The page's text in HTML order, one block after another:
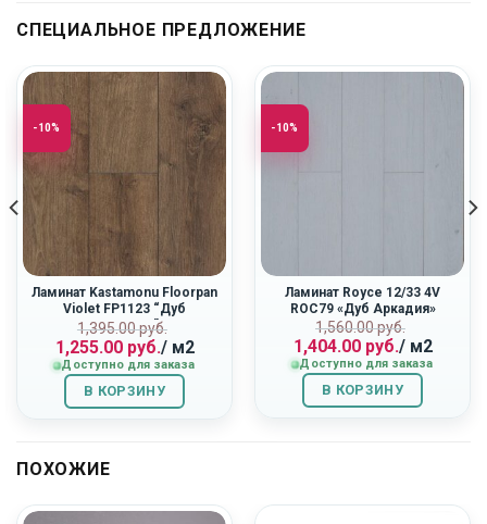
СПЕЦИАЛЬНОЕ ПРЕДЛОЖЕНИЕ
-10%
Ламинат Kastamonu Floorpan
Violet FP1123 “Дуб
Вояджер”
1,395.00руб.
Первоначальная
цена
составляла
1,395.00
руб..
1,255.00руб.
Текущая
цена:
1,255.00
руб..
/ м2
Доступно для заказа
В КОРЗИНУ
-10%
Ламинат Royce 12/33 4V
ROC79 «Дуб Аркадия»
1,560.00руб.
цена
составляла
1,560.00
руб..
1,404.00руб.
Текущая
цена:
1,404.00
руб..
/ м2
Доступно для заказа
В КОРЗИНУ
ПОХОЖИЕ